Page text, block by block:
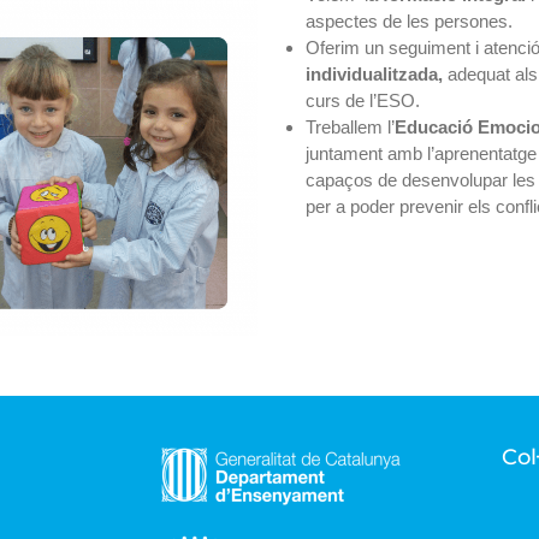
aspectes de les persones.
Oferim un seguiment i
individualitzada, adequat
curs de l’ESO.
Treballem l’Educació
juntament amb
capaços de desenvolupar
per a poder prevenir els